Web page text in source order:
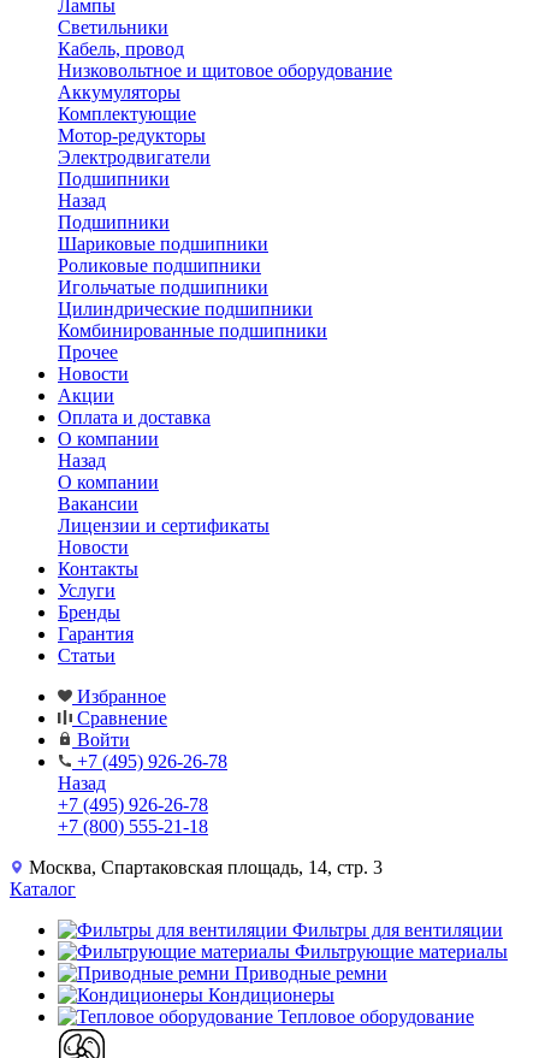
Лампы
Светильники
Кабель, провод
Низковольтное и щитовое оборудование
Аккумуляторы
Комплектующие
Мотор-редукторы
Электродвигатели
Подшипники
Назад
Подшипники
Шариковые подшипники
Роликовые подшипники
Игольчатые подшипники
Цилиндрические подшипники
Комбинированные подшипники
Прочее
Новости
Акции
Оплата и доставка
О компании
Назад
О компании
Вакансии
Лицензии и сертификаты
Новости
Контакты
Услуги
Бренды
Гарантия
Статьи
Избранное
Сравнение
Войти
+7 (495) 926-26-78
Назад
+7 (495) 926-26-78
+7 (800) 555-21-18
Москва, Спартаковская площадь, 14, стр. 3
Каталог
Фильтры для вентиляции
Фильтрующие материалы
Приводные ремни
Кондиционеры
Тепловое оборудование